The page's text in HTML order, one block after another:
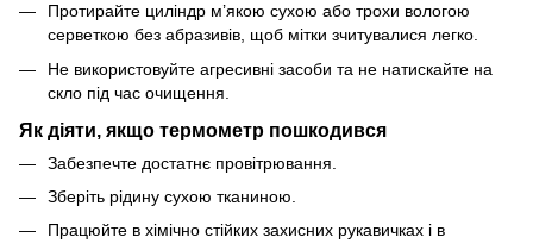
Протирайте циліндр м’якою сухою або трохи вологою
серветкою без абразивів, щоб мітки зчитувалися легко.
Не використовуйте агресивні засоби та не натискайте на
скло під час очищення.
Як діяти, якщо термометр пошкодився
Забезпечте достатнє провітрювання.
Зберіть рідину сухою тканиною.
Працюйте в хімічно стійких захисних рукавичках і в